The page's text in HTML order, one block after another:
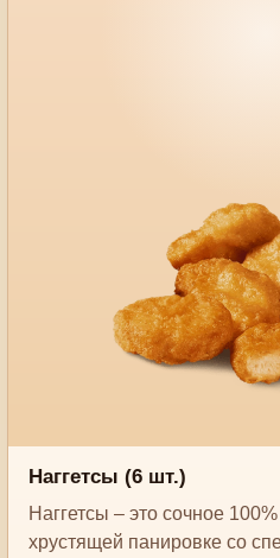
Наггетсы (6 шт.)
Наггетсы – это сочное
хрустящей панировке со